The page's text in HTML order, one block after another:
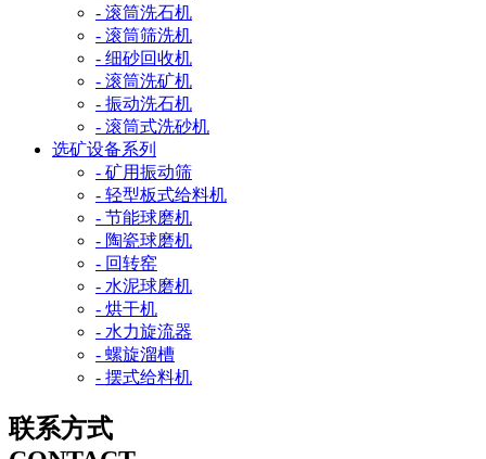
- 滚筒洗石机
- 滚筒筛洗机
- 细砂回收机
- 滚筒洗矿机
- 振动洗石机
- 滚筒式洗砂机
选矿设备系列
- 矿用振动筛
- 轻型板式给料机
- 节能球磨机
- 陶瓷球磨机
- 回转窑
- 水泥球磨机
- 烘干机
- 水力旋流器
- 螺旋溜槽
- 摆式给料机
联系方式